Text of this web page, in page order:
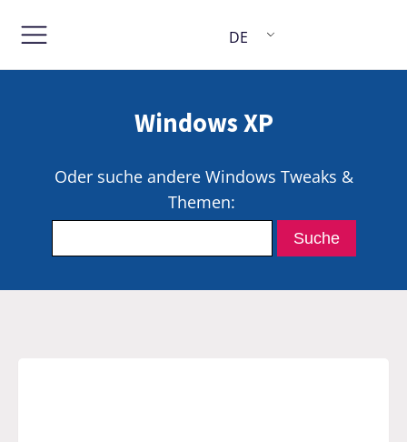
DE
Windows XP
Oder suche andere Windows Tweaks &
Themen: